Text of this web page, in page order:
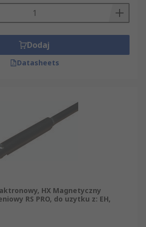
Dodaj
Datasheets
HX Magnetyczny
RS PRO, do uzytku z: EH,